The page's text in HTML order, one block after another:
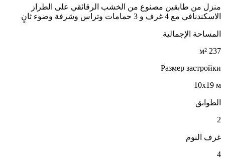
منزل من طابقين مصنوع من الخشب الرقائقي على الطراز
الاسكندنافي مع 4 غرف و 3 حمامات وتراس وشرفة وضوء ثانٍ
المساحة الإجمالية
237 м²
Размер застройки
10x19 м
الطوابق
2
غرف النوم
4